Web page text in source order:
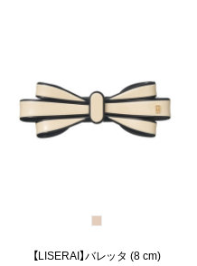
【LISERAI】バレッタ (8 cm)